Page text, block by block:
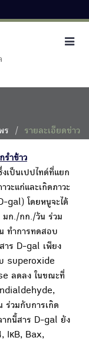
ร รายละเอียดข่าว
รำข้าว
เป็นเปปไทด์ที่แยก
วะแก่และเกิดภาวะ
gal) โดยหนูจะได้
มก./กก./วัน ร่วม
ทำการทดสอบ
าร D-gal เพียง
บ superoxide
ลดลง ในขณะที่
วมกับการเกิด
ากนี้สาร D-gal ยัง
IκB, Bax,